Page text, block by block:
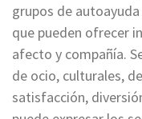
grupos de
que pueden ofrecer
afecto y compañía.
de ocio, culturales,
satisfacción,